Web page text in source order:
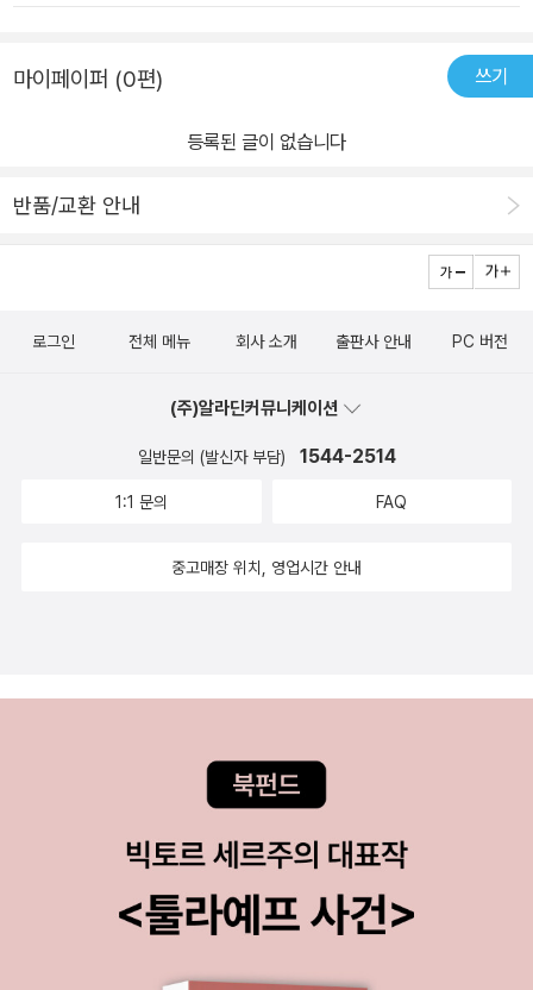
생활 문제와 많이 연결되는데요특히 농도는 백분율에서 자주 나오는
면 어려운 문제가되기때문에 문제 상황을 이해하고 비율의 기본적인
이 어떤 상황에서 어떤 표현으로 쓰이는지 공부해 볼 수 있어요​따로
지어서 학습함으로써더욱 쉽고 효과적으로 공부해 볼 수 있어서 좋은
제가 어려운 친구들비율의 계산을 빠르게 하고 싶은 친구들분수 소수
해 보면 좋은 책으로 추천합니다~​출판사로부터 도서를 제공받아 작
하게 이해할 수 있을 것 같아요!이렇게 부분적으로 집중공략 할 수 있
고 분수, 소수, 백분율 각 분야별 개념을 하나로 엮어 학습하며 어떻게
을 하나로 묶어 더욱 단단하게 초등 수학을 이끌고 갈 수 있는 개념북
인 것 같아서예비 초3부터 각 부분의 개념이 부족하거나 정리 한 번
사로부터 도서를 협찬 받았지만본인의 주관적인 견해에 의하여 작성
는 실생활에서 어떻게 활용되는지 다양한 문제들을 풀어볼수 있어요
을 할 수 있어요~또한 문제로 자주 나오는 비율을 분수, 소수, 백분율
생활에서 자주 사용하는 비율로, 실생활 문제와 많이 연결되어 있어
시하여 농도 문제를 충분히 연습할 수 있도록 해놔서 도움이 많이 되
하지요~~각 단원의 끝에는 단원마무리와 서술형 연습도 할수 있
쉽게 핵심정리도 잘 정리되어 딱딱하게 느껴지지 않고 눈에 쏙쏙 들
수 소수 백분율 연결고리 학습법으로 재미나게 공부해 봐요~~강추
합니다 ^^​감사합니다 ~~​​​​​​​​#키출판사#분수#소수#백분율#초등연산#
마이페이퍼 (0편) 쓰기
등록된 글이 없습니다
반품/교환 안내
로그인 전체 메뉴 회사 소개 출판사 안내 PC 버전
(주)알라딘커뮤니케이션
일반문의 (발신자 부담) 1544-2514
1:1 문의 FAQ
중고매장 위치, 영업시간 안내